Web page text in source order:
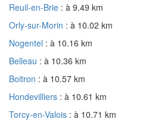
Reuil-en-Brie : à 9.49 km
Orly-sur-Morin : à 10.02 km
Nogentel : à 10.16 km
Belleau : à 10.36 km
Boitron : à 10.57 km
Hondevilliers : à 10.61 km
Torcy-en-Valois : à 10.71 km